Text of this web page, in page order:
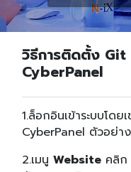
วิธีการติดตั้ง
CyberPanel
1.ล็อกอินเข้าระบบโดยเ
CyberPanel ตัวอย่าง
2.เมนูWebsite คลิก